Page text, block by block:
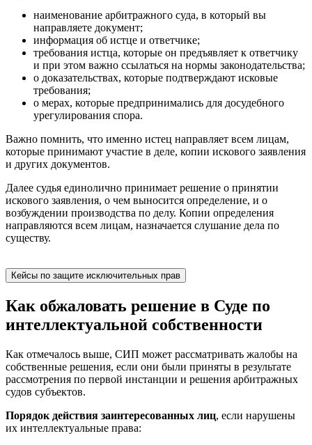
наименование арбитражного суда, в который вы
направляете документ;
информация об истце и ответчике;
требования истца, которые он предъявляет к ответчику
и при этом важно ссылаться на нормы законодательства;
о доказательствах, которые подтверждают исковые
требования;
о мерах, которые предпринимались для досудебного
урегулирования спора.
Важно помнить, что именно истец направляет всем лицам,
которые принимают участие в деле, копии искового заявления
и других документов.
Далее судья единолично принимает решение о принятии
искового заявления, о чем выносится определение, и о
возбуждении производства по делу. Копии определения
направляются всем лицам, назначается слушание дела по
существу.
Кейсы по защите исключительных прав
Как обжаловать решение в Суде по
интеллектуальной собственности
Как отмечалось выше, СИП может рассматривать жалобы на
собственные решения, если они были приняты в результате
рассмотрения по первой инстанции и решения арбитражных
судов субъектов.
Порядок действия заинтересованных лиц, если нарушены
их интеллектуальные права: